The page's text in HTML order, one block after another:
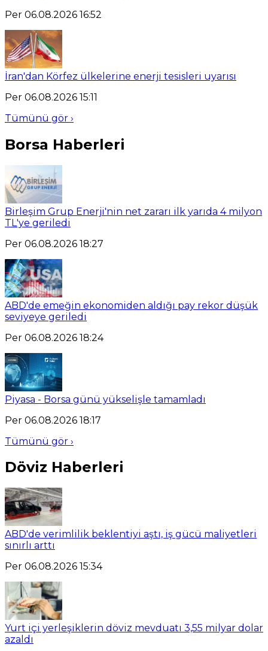
Per 06.08.2026 16:52
İran'dan Körfez ülkelerine enerji tesisleri uyarısı
Per 06.08.2026 15:11
Tümünü gör ›
Borsa Haberleri
Birleşim Grup Enerji'nin net zararı ilk yarıda 4 milyon
TL'ye geriledi
Per 06.08.2026 18:27
ABD'de emeğin ekonomiden aldığı pay rekor düşük
seviyeye geriledi
Per 06.08.2026 18:24
Piyasa - Borsa günü yükselişle tamamladı
Per 06.08.2026 18:17
Tümünü gör ›
Döviz Haberleri
ABD'de verimlilik beklentiyi aştı, iş gücü maliyetleri
sınırlı arttı
Per 06.08.2026 15:34
Yurt içi yerleşiklerin döviz mevduatı 3,55 milyar dolar
azaldı